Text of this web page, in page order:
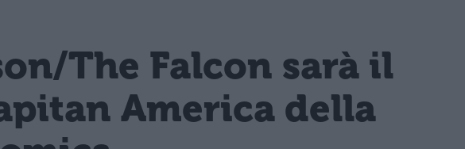
The Falcon sarà il
America della